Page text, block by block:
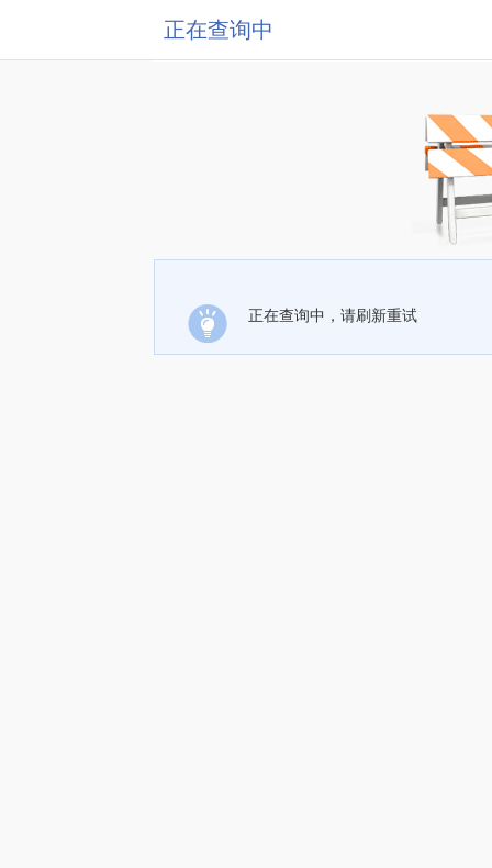
正在查询中
正在查询中，请刷新重试